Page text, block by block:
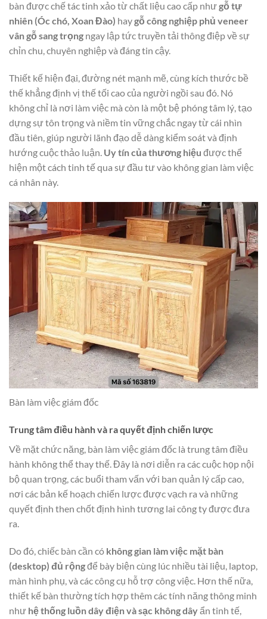
bàn được chế tác tinh xảo từ chất liệu cao cấp nhưgỗ tự
nhiên (Óc chó, Xoan Đào) haygỗ công nghiệp phủ veneer
vân gỗ sang trọng ngay lập tức truyền tải thông điệp về sự
chỉn chu, chuyên nghiệp và đáng tin cậy.
Thiết kế hiện đại, đường nét mạnh mẽ, cùng kích thước bề
thế khẳng định vị thế tối cao của người ngồi sau đó. Nó
không chỉ là nơi làm việc mà còn là một bệ phóng tâm lý, tạo
dựng sự tôn trọng và niềm tin vững chắc ngay từ cái nhìn
đầu tiên, giúp người lãnh đạo dễ dàng kiểm soát và định
hướng cuộc thảo luận. Uy tín của thương hiệu được thể
hiện một cách tinh tế qua sự đầu tư vào không gian làm việc
cá nhân này.
Bàn làm việc giám đốc
Trung tâm điều hành và ra quyết định chiến lược
Về mặt chức năng, bàn làm việc giám đốc là trung tâm điều
hành không thể thay thế. Đây là nơi diễn ra các cuộc họp nội
bộ quan trọng, các buổi tham vấn với ban quản lý cấp cao,
nơi các bản kế hoạch chiến lược được vạch ra và những
quyết định then chốt định hình tương lai công ty được đưa
ra.
Do đó, chiếc bàn cần có không gian làm việc mặt bàn
(desktop) đủ rộngđể bày biện cùng lúc nhiều tài liệu, laptop,
màn hình phụ, và các công cụ hỗ trợ công việc. Hơn thế nữa,
thiết kế bàn thường tích hợp thêm các tính năng thông minh
như hệ thống luồn dây điện và sạc không dâyẩn tinh tế,